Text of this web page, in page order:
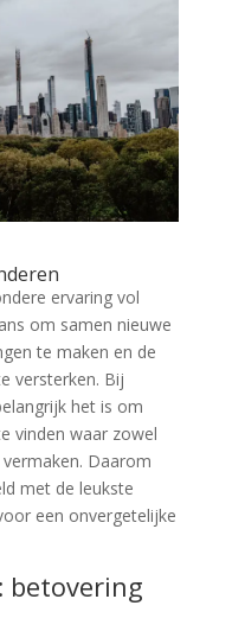
ervaring vol
om samen nieuwe
te maken en de
versterken. Bij
het is om
vinden waar zowel
Daarom
met de leukste
een onvergetelijke
betovering